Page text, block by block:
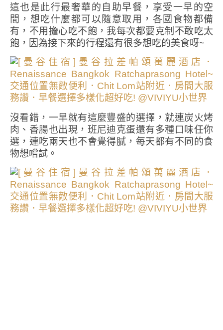
這也是此行最奢華的自助早餐，享受一早的空
間，想吃什麼都可以隨意取用，各國食物都備
有，不用擔心吃不飽，我每次都要克制不敢吃太
飽，因為接下來的行程還有很多想吃的美食呀~
沒看錯，一早就有這麼豐盛的選擇，就連炭火烤
肉、香腸也出現，班尼迪克蛋還有多種口味任你
選，連吃兩天也不會覺得膩，每天都有不同的食
物想嚐試。